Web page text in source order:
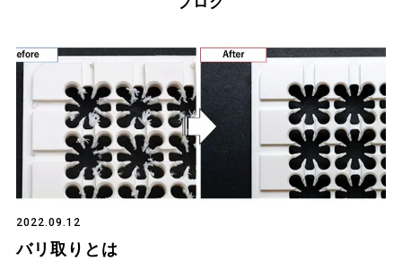
2022.09.12
バリ取りとは